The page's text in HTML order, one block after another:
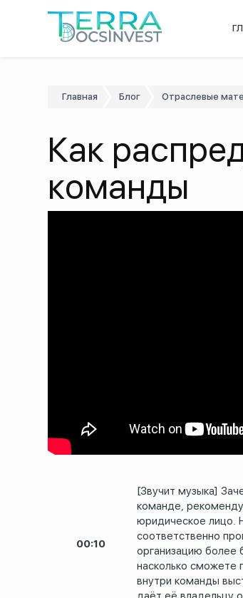
Главная Блог Отраслевые
Как
команды
00:10
[Звучит музыка]
команде,
юридическое лицо.
соответственно
организацию более
насколько сможете
внутри команды